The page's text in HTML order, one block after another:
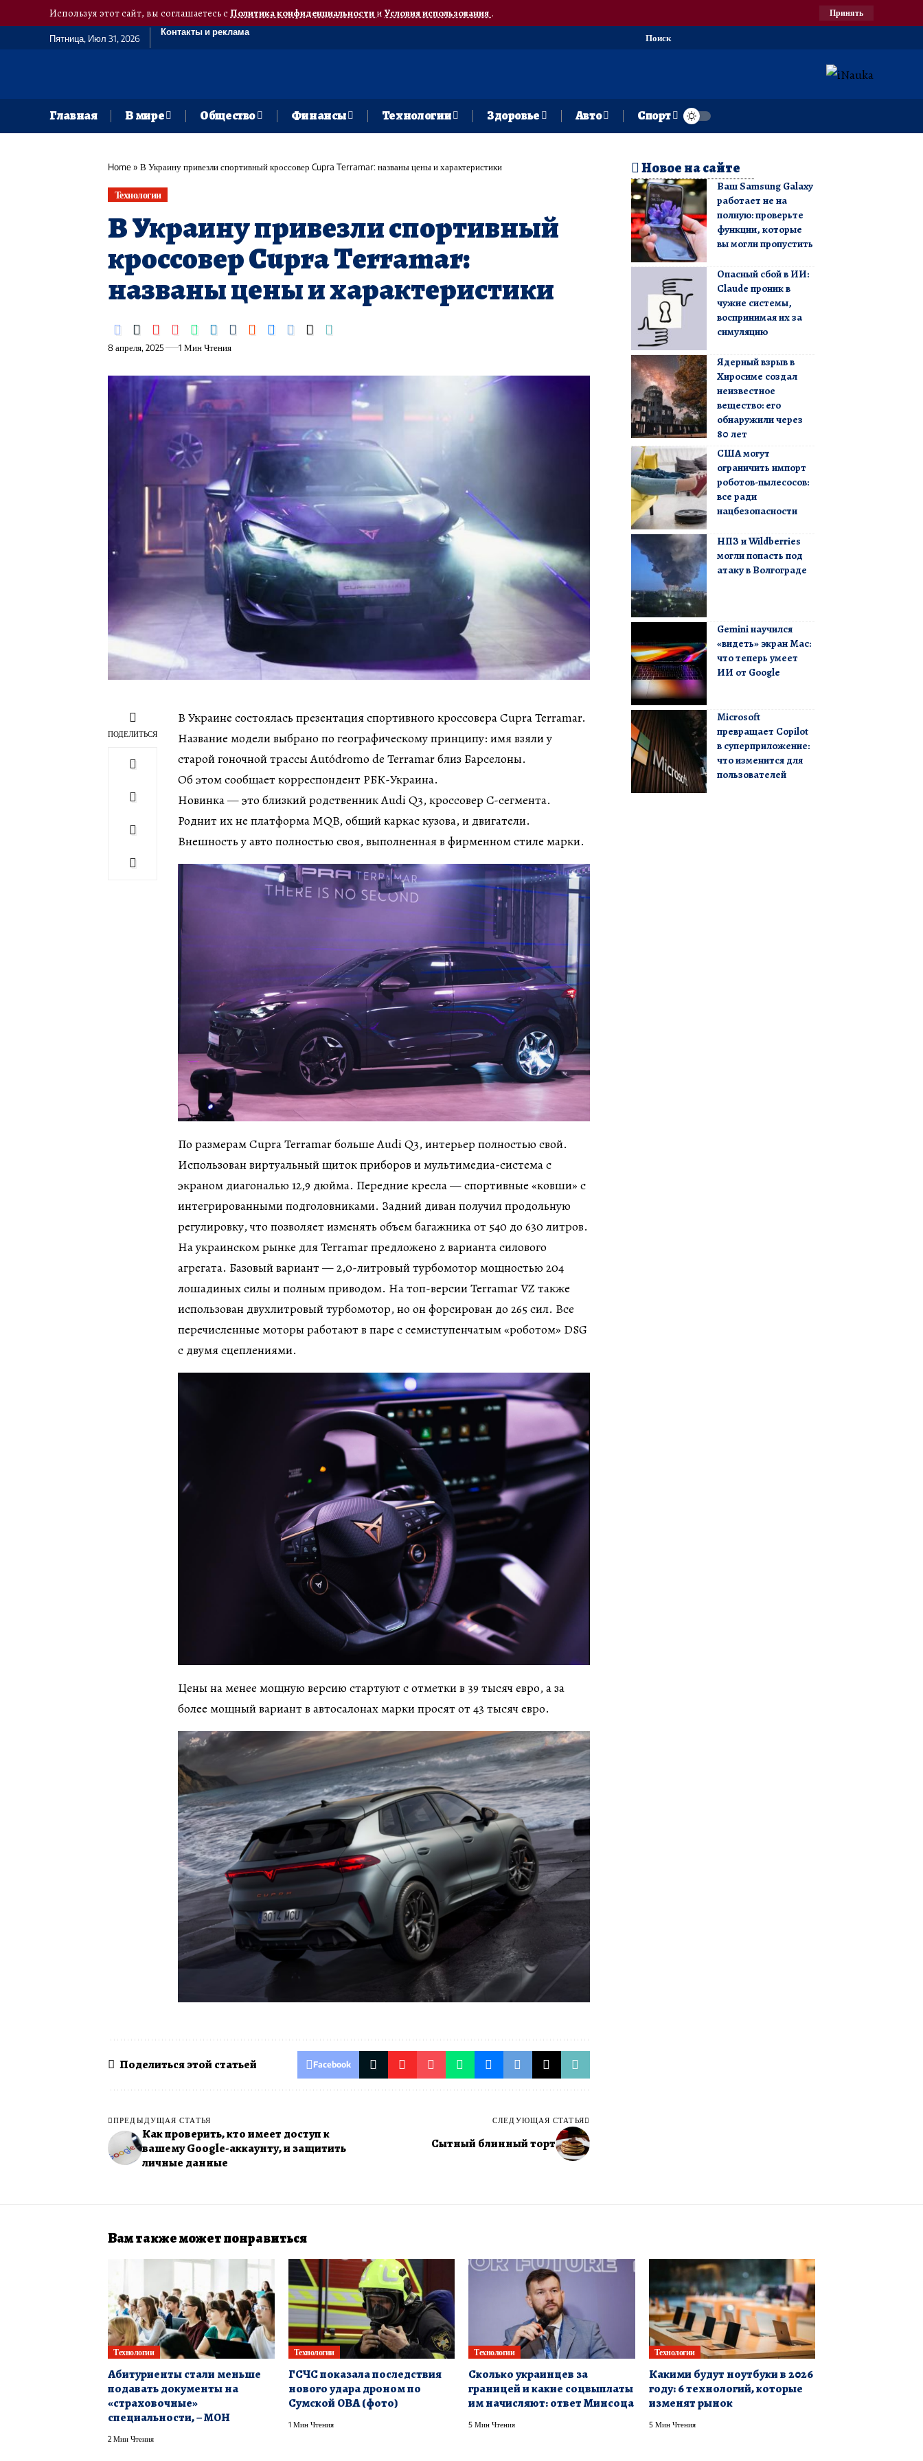
Используя этот сайт, вы соглашаетесь сПолитика конфиденциальностии Условия использования. Принять
Пятница, Июл 31, 2026
Контакты и реклама
Поиск
Главная В мире Общество Финансы Технологии Здоровье Авто Спорт
Home» В Украину привезли спортивный кроссовер Cupra Terramar: названы цены и характеристики
Технологии
В Украину привезли спортивный
кроссовер Cupra Terramar:
названы цены и характеристики
8 апреля, 2025 1 Мин Чтения
ПОДЕЛИТЬСЯ
В Украине состоялась презентация спортивного кроссовера Cupra Terramar.
Название модели выбрано по географическому принципу: имя взяли у
старой гоночной трассы Autódromo de Terramar близ Барселоны.
Об этом сообщает корреспондент РБК-Украина.
Новинка — это близкий родственник Audi Q3, кроссовер C-сегмента.
Роднит их не платформа MQB, общий каркас кузова, и двигатели.
Внешность у авто полностью своя, выполненная в фирменном стиле марки.
По размерам Cupra Terramar больше Audi Q3, интерьер полностью свой.
Использован виртуальный щиток приборов и мультимедиа-система с
экраном диагональю 12,9 дюйма. Передние кресла — спортивные «ковши» с
интегрированными подголовниками. Задний диван получил продольную
регулировку, что позволяет изменять объем багажника от 540 до 630 литров.
На украинском рынке для Terramar предложено 2 варианта силового
агрегата. Базовый вариант — 2,0-литровый турбомотор мощностью 204
лошадиных силы и полным приводом. На топ-версии Terramar VZ также
использован двухлитровый турбомотор, но он форсирован до 265 сил. Все
перечисленные моторы работают в паре с семиступенчатым «роботом» DSG
с двумя сцеплениями.
Цены на менее мощную версию стартуют с отметки в 39 тысяч евро, а за
более мощный вариант в автосалонах марки просят от 43 тысяч евро.
Поделиться этой статьей Facebook
ПРЕДЫДУЩАЯ СТАТЬЯ
Как проверить, кто имеет доступ к
вашему Google-аккаунту, и защитить
личные данные
СЛЕДУЮЩАЯ СТАТЬЯ
Сытный блинный торт
Новое на сайте
Ваш Samsung Galaxy
работает не на
полную: проверьте
функции, которые
вы могли пропустить
Опасный сбой в ИИ:
Claude проник в
чужие системы,
воспринимая их за
симуляцию
Ядерный взрыв в
Хиросиме создал
неизвестное
вещество: его
обнаружили через
80 лет
США могут
ограничить импорт
роботов-пылесосов:
все ради
нацбезопасности
НПЗ и Wildberries
могли попасть под
атаку в Волгограде
Gemini научился
«видеть» экран Mac:
что теперь умеет
ИИ от Google
Microsoft
превращает Copilot
в суперприложение:
что изменится для
пользователей
Вам также может понравиться
Технологии
Абитуриенты стали меньше
подавать документы на
«страховочные»
специальности, – МОН
2 Мин Чтения
Технологии
ГСЧС показала последствия
нового удара дроном по
Сумской ОВА (фото)
1 Мин Чтения
Технологии
Сколько украинцев за
границей и какие соцвыплаты
им начисляют: ответ Минсоца
5 Мин Чтения
Технологии
Какими будут ноутбуки в 2026
году: 6 технологий, которые
изменят рынок
5 Мин Чтения